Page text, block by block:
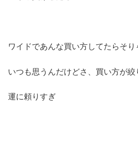
ワイドであんな買い方してたらそり
いつも思うんだけどさ、買い方が
運に頼りすぎ